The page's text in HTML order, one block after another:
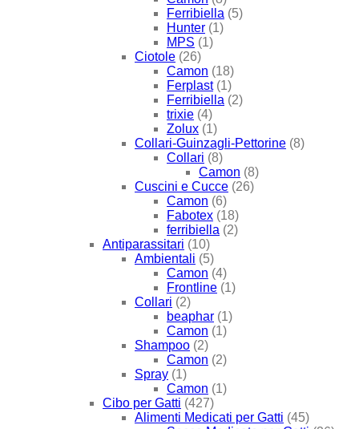
Ferribiella (5)
Hunter (1)
MPS (1)
Ciotole (26)
Camon (18)
Ferplast (1)
Ferribiella (2)
trixie (4)
Zolux (1)
Collari-Guinzagli-Pettorine (8)
Collari (8)
Camon (8)
Cuscini e Cucce (26)
Camon (6)
Fabotex (18)
ferribiella (2)
Antiparassitari (10)
Ambientali (5)
Camon (4)
Frontline (1)
Collari (2)
beaphar (1)
Camon (1)
Shampoo (2)
Camon (2)
Spray (1)
Camon (1)
Cibo per Gatti (427)
Alimenti Medicati per Gatti (45)